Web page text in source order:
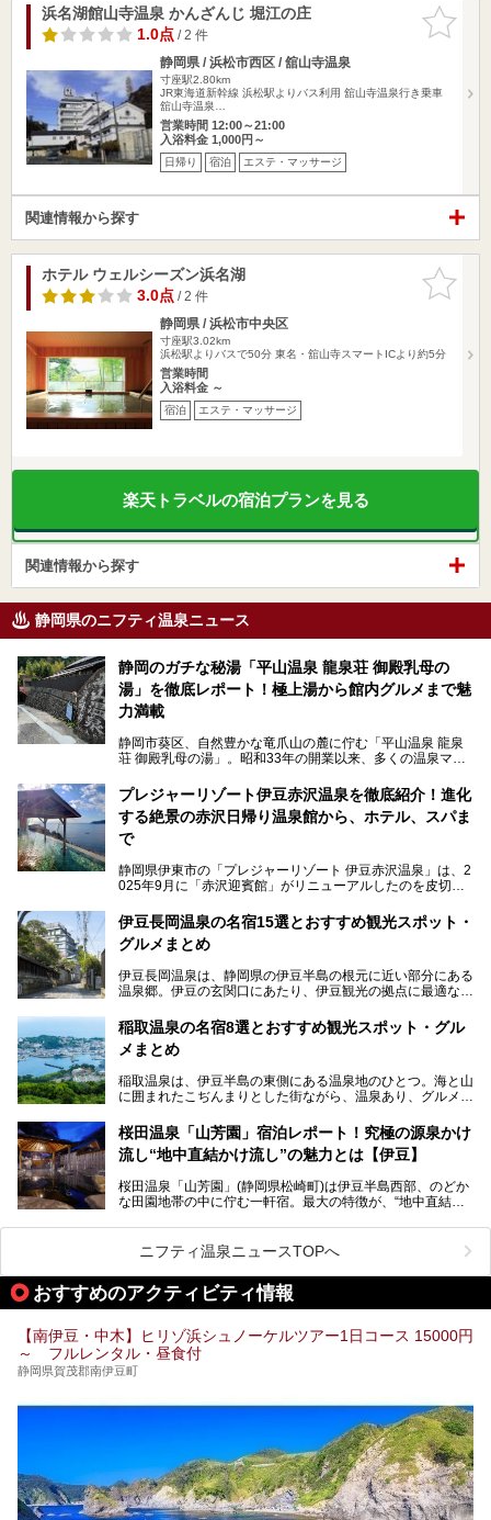
お気に入
りに追加
浜名湖館山寺温泉 かんざんじ 堀江の庄
1.0点/ 2 件
静岡県 / 浜松市西区 / 舘山寺温泉
寸座駅2.80km
JR東海道新幹線 浜松駅よりバス利用 舘山寺温泉行き乗車
舘山寺温泉…
営業時間 12:00～21:00
入浴料金 1,000円～
日帰り 宿泊 エステ・マッサージ
関連情報から探す
お気に入
りに追加
ホテル ウェルシーズン浜名湖
3.0点/ 2 件
静岡県 / 浜松市中央区
寸座駅3.02km
浜松駅よりバスで50分 東名・舘山寺スマートICより約5分
営業時間
入浴料金 ～
宿泊 エステ・マッサージ
楽天トラベルの宿泊プランを見る
関連情報から探す
静岡県のニフティ温泉ニュース
静岡のガチな秘湯「平山温泉 龍泉荘 御殿乳母の
湯」を徹底レポート！極上湯から館内グルメまで魅
力満載
静岡市葵区、自然豊かな竜爪山の麓に佇む「平山温泉 龍泉
荘 御殿乳母の湯」。昭和33年の開業以来、多くの温泉マニ
極上温泉です。お湯はもちろん、実はグルメも揃っているん
です。多くのファンを持つ、その圧倒的なこだわりと魅力を
解説します。
プレジャーリゾート伊豆赤沢温泉を徹底紹介！進化
する絶景の赤沢日帰り温泉館から、ホテル、スパま
で
静岡県伊東市の「プレジャーリゾート 伊豆赤沢温泉」は、2
025年9月に「赤沢迎賓館」がリニューアルしたのを皮切り
館」、「RED 28 HOTEL」がリニューアル。さらにこのあ
とグランピング施設のGRAX EARTH FIELD（グラックスア
ースフィールド）、大型屋内アミューズメント施設のPLEA
予定。
ャー施設など、現在リニューアルオープンしている施設を中
心に、家族連れでも大人だけでも、おひとりさまでも多彩な
楽しみ方ができる「プレジャーリゾート 伊豆赤沢温泉」を
───
この記事はプレジャーリゾート 伊豆赤沢温泉のPR記事で
す。
伊豆長岡温泉の名宿15選とおすすめ観光スポット・
グルメまとめ
伊豆長岡温泉は、静岡県の伊豆半島の根元に近い部分にある
温泉郷。伊豆の玄関口にあたり、伊豆観光の拠点に最適な立
ちろん日帰りでも楽しめるのが魅力です。
この記事では、伊豆長岡温泉の歴史や魅力、おすすめの宿を
る温泉施設も紹介します！
稲取温泉の名宿8選とおすすめ観光スポット・グル
メまとめ
稲取温泉は、伊豆半島の東側にある温泉地のひとつ。海と山
に囲まれたこぢんまりとした街ながら、温泉あり、グルメあ
京からは約2時間30分、直通電車もありアクセスしやすいの
もうれしいところ。
入れる温泉施設、チェックしたい観光スポットやアクティビ
ティなどを一挙にまとめピックアップ。伊豆稲取温泉を訪れ
桜田温泉「山芳園」宿泊レポート！究極の源泉かけ
流し“地中直結かけ流し”の魅力とは【伊豆】
桜田温泉「山芳園」(静岡県松崎町)は伊豆半島西部、のどか
な田園地帯の中に佇む一軒宿。最大の特徴が、“地中直結か
地下に眠る源泉を加水・加温・消毒無し、さらには途中過程
で空気にも触れさせることなく浴槽まで提供。「究極の源泉
かけ流し」と言っても決して過言ではありません。
今回、桜田温泉「山芳園」の“温泉”を中心に、その魅力を詳
細レポート。また口コミの評判も非常に高い宿であり、客室
や食事も併せて徹底紹介します！
ニフティ温泉ニュースTOPへ
おすすめのアクティビティ情報
【南伊豆・中木】ヒリゾ浜シュノーケルツアー1日コース 15000円
～ フルレンタル・昼食付
静岡県賀茂郡南伊豆町